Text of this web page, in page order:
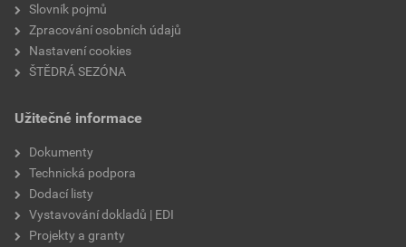
Slovník pojmů
Zpracování osobních údajů
Nastavení cookies
ŠTĚDRÁ SEZÓNA
Užitečné informace
Dokumenty
Technická podpora
Dodací listy
Vystavování dokladů | EDI
Projekty a granty